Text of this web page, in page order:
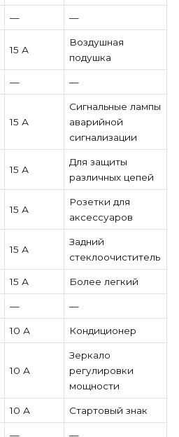
— —
15 А
Воздушная
подушка
— —
15 А
Сигнальные лампы
аварийной
сигнализации
15 А
Для защиты
различных цепей
15 А
Розетки для
аксессуаров
15 А
Задний
стеклоочиститель
15 А Более легкий
— —
10 А Кондиционер
10 А
Зеркало
регулировки
мощности
10 А Стартовый знак